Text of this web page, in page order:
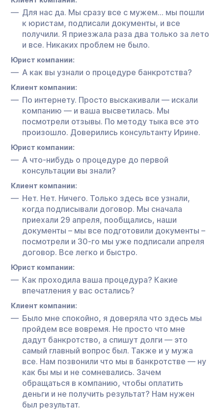
Для нас да. Мы сразу все с мужем… мы пошли
к юристам, подписали документы, и все
получили. Я приезжала раза два только за лето
и все. Никаких проблем не было.
Юрист компании:
А как вы узнали о процедуре банкротства?
Клиент компании:
По интернету. Просто выскакивали — искали
компанию — и ваша высветилась. Мы
посмотрели отзывы. По методу тыка все это
произошло. Доверились консультанту Ирине.
Юрист компании:
А что-нибудь о процедуре до первой
консультации вы знали?
Клиент компании:
Нет. Нет. Ничего. Только здесь все узнали,
когда подписывали договор. Мы сначала
приехали 29 апреля, пообщались, наши
документы – мы все подготовили документы –
посмотрели и 30-го мы уже подписали апреля
договор. Все легко и быстро.
Юрист компании:
Как проходила ваша процедура? Какие
впечатления у вас остались?
Клиент компании:
Было мне спокойно, я доверяла что здесь мы
пройдем все вовремя. Не просто что мне
дадут банкротство, а спишут долги — это
самый главный вопрос был. Также и у мужа
все. Нам позвонили что мы в банкротстве — ну
как бы мы и не сомневались. Зачем
обращаться в компанию, чтобы оплатить
деньги и не получить результат? Нам нужен
был результат.